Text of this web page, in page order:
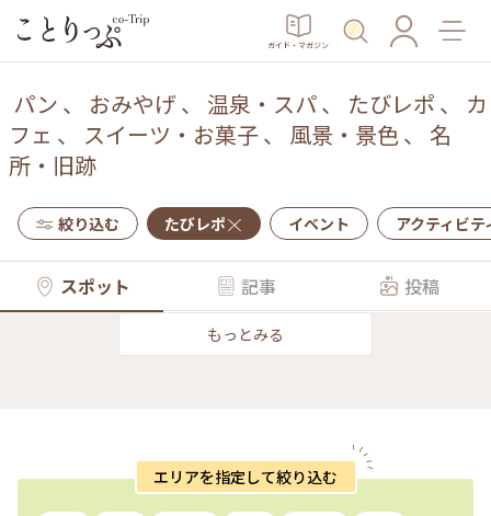
ガイド・マガジン
パン 、 おみやげ 、 温泉・スパ、 たびレポ 、 カ
フェ 、 スイーツ・お菓子、 風景・景色、 名
所・旧跡
絞り込む たびレポ イベント アクティビテ
スポット 記事 投稿
もっとみる
エリアを指定して絞り込む